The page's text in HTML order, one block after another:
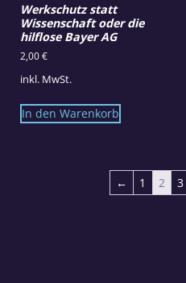
Werkschutz statt
Wissenschaft oder die
hilflose Bayer AG
2,00€
inkl. MwSt.
In den Warenkorb
← 1 2 3